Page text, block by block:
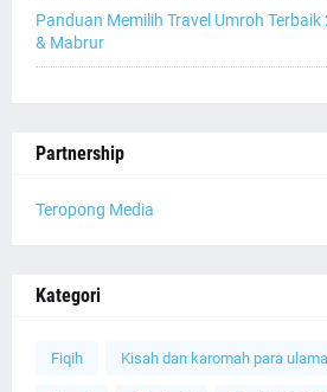
Panduan Memilih Travel Umroh
& Mabrur
Partnership
Teropong Media
Kategori
Fiqih Kisah dan karomah para ulama